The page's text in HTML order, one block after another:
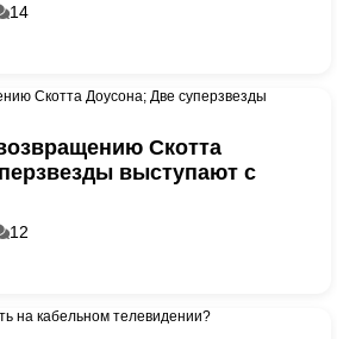
14
Скотта
выступают с
12